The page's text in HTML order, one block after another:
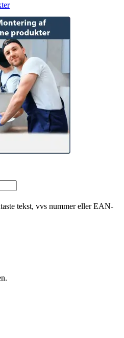
tekst, vvs nummer eller EAN-